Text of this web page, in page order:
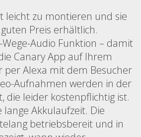
leicht zu montieren und sie
Preis erhältlich.
Audio Funktion – damit
Canary App auf Ihrem
per Alexa mit dem Besucher
Aufnahmen werden in der
die leider kostenpflichtig ist.
lange Akkulaufzeit. Die
betriebsbereit und in